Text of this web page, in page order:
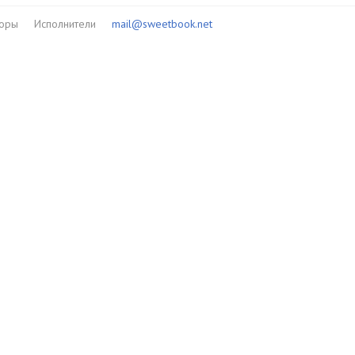
Исполнители mail@sweetbook.net